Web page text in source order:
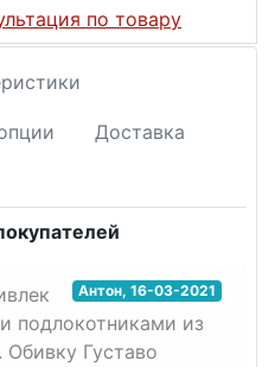
по товару
Доставка
Антон,16-03-2021
подлокотниками из
Обивку Густаво